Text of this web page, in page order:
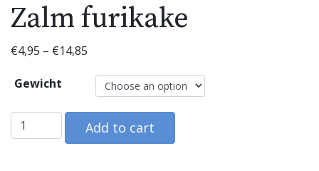
Zalm furikake
€4,95 – €14,85
Gewicht
Zalm furikake quantity
Add to cart